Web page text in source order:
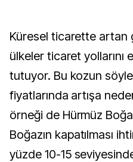
Küresel ticarette artan gerilimin ardından
ülkeler ticaret yollarını
tutuyor. Bu kozun
fiyatlarında artışa
örneği de Hürmüz
Boğazın kapatılması
yüzde 10-15